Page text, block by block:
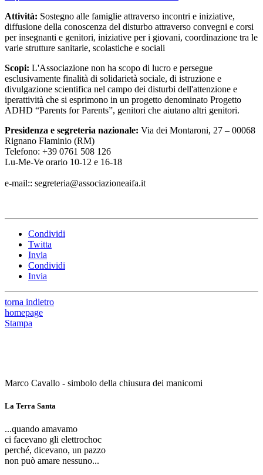
Attività: Sostegno alle famiglie attraverso incontri e iniziative,
diffusione della conoscenza del disturbo attraverso convegni e corsi
per insegnanti e genitori, iniziative per i giovani, coordinazione tra le
varie strutture sanitarie, scolastiche e sociali
Scopi: L'Associazione non ha scopo di lucro e persegue
esclusivamente finalità di solidarietà sociale, di istruzione e
divulgazione scientifica nel campo dei disturbi dell'attenzione e
iperattività che si esprimono in un progetto denominato Progetto
ADHD “Parents for Parents”, genitori che aiutano altri genitori.
Presidenza e segreteria nazionale: Via dei Montaroni, 27 – 00068
Rignano Flaminio (RM)
Telefono: +39 0761 508 126
Lu-Me-Ve orario 10-12 e 16-18
e-mail:: segreteria@associazioneaifa.it
Condividi
Twitta
Invia
Condividi
Invia
torna indietro
homepage
Stampa
Marco Cavallo - simbolo della chiusura dei manicomi
La Terra Santa
...quando amavamo
ci facevano gli elettrochoc
perché, dicevano, un pazzo
non può amare nessuno...